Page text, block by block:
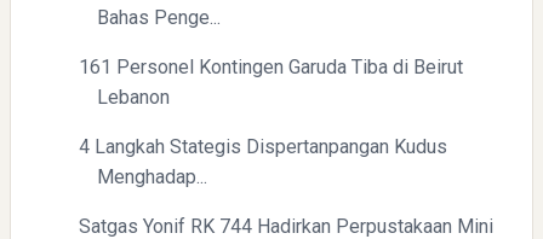
Bahas Penge...
161 Personel Kontingen Garuda Tiba di Beirut
Lebanon
4 Langkah Stategis Dispertanpangan Kudus
Menghadap...
Satgas Yonif RK 744 Hadirkan Perpustakaan Mini